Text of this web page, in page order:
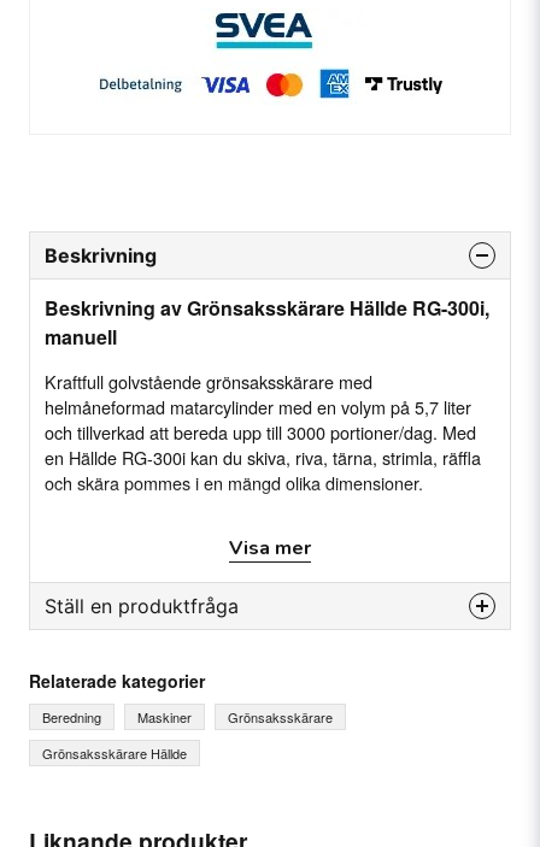
Beskrivning
Beskrivning av Grönsaksskärare Hällde RG-300i,
manuell
Kraftfull golvstående grönsaksskärare med
helmåneformad matarcylinder med en volym på 5,7 liter
och tillverkad att bereda upp till 3000 portioner/dag. Med
en Hällde RG-300i kan du skiva, riva, tärna, strimla, räffla
och skära pommes i en mängd olika dimensioner.
Anslutning: 380-415 V. 50/60 Hz, 3-fas
Hastighet: 400 varv/min
Matarcylindrar: Rostfritt stål
Motorskydd: Termiskt, underhållsfri kuggväxel.
Visa mer
Ställ en produktfråga
Fråga oss något om denna produkten...
Relaterade kategorier
Beredning Maskiner
Grönsaksskärare
Grönsaksskärare Hällde